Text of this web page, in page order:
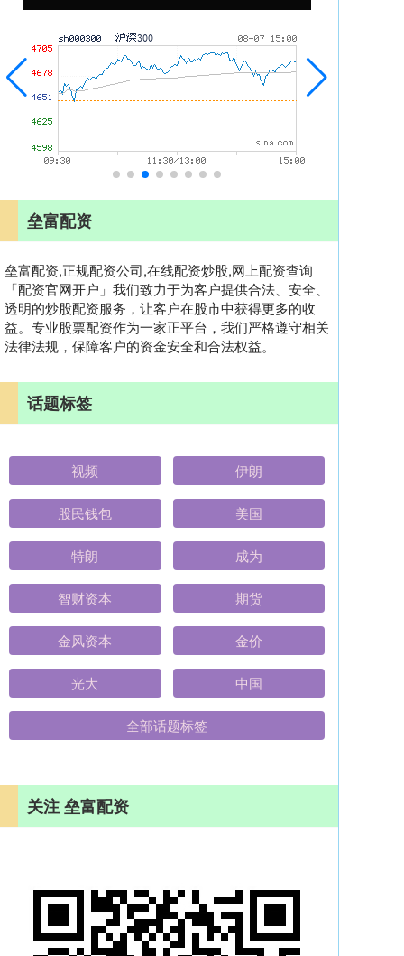
垒富配资
垒富配资,正规配资公司,在线配资炒股,网上配资查询
「配资官网开户」我们致力于为客户提供合法、安全、
透明的炒股配资服务，让客户在股市中获得更多的收
益。专业股票配资作为一家正平台，我们严格遵守相关
法律法规，保障客户的资金安全和合法权益。
话题标签
视频 伊朗
股民钱包 美国
特朗 成为
智财资本 期货
金风资本 金价
光大 中国
全部话题标签
关注 垒富配资